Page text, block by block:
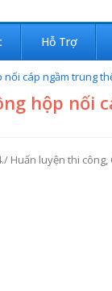
Hỗ Trợ
cáp ngầm trung
hộp nối
Huấn luyện thi công,